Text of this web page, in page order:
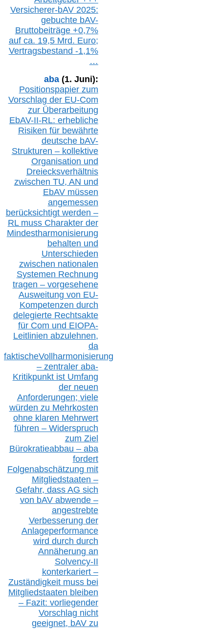
Versicherer-bAV2025:
gebuchte bAV-
Bruttobeiträge +0,7%
auf ca. 19,5 Mrd. Euro;
Vertragsbestand -1,1%
…
aba(1. Juni):
Positionspapier zum
Vorschlag der EU-Com
zur Überarbeitung
EbAV-II-RL: erhebliche
Risiken für bewährte
deutsche bAV-
Strukturen – kollektive
Organisation und
Dreiecksverhältnis
zwischen TU, AN und
EbAV müssen
angemessen
berücksichtigt werden –
RL mussCharakter der
Mindestharmonisierung
behalten und
Unterschieden
zwischen nationalen
Systemen Rechnung
tragen – vorgesehene
Ausweitung von EU-
Kompetenzen durch
delegierte Rechtsakte
für Com und EIOPA-
Leitlinien abzul ehnen,
da
faktischeVollharmonisierung
– zentraler aba-
Kritikpunkt ist Umfang
der neuen
Anforderungen; viele
würden zu Mehrkosten
ohne klaren Mehrwert
führen – Widerspruch
zum Ziel
Bürokratieabbau – aba
fordert
Folgenabschätzung mit
Mitgliedstaaten –
Gefahr, dass AG sich
von bAV abwende –
angestrebte
Verbesserung der
Anlageperformance
wird durch durch
Annäherung an
Solvency-II
konterkariert –
Zuständigkeit muss bei
Mitgliedstaaten bleiben
– Fazit: vorliegender
Vorschlag nicht
geeignet, bAVzu